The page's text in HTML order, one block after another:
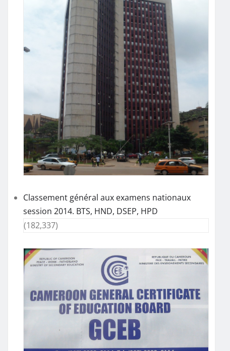
Classement général aux examens nationaux
session 2014. BTS, HND, DSEP, HPD
(182,337)